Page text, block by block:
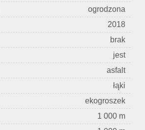
ogrodzona
2018
brak
jest
asfalt
łąki
ekogroszek
1 000 m